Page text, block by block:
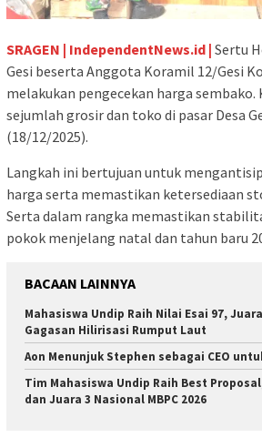
SRAGEN | IndependentNews.id | Sertu
Gesi beserta Anggota Koramil 12/Gesi
melakukan pengecekan harga
sejumlah grosir dan toko di pasar Desa
(18/12/2025).
Langkah ini bertujuan untuk
harga serta memastikan ketersediaan
Serta dalam rangka memastikan
pokok menjelang natal dan tahun baru
BACAAN LAINNYA
Mahasiswa Undip Raih Nilai Esai 97,
Gagasan Hilirisasi Rumput Laut
Aon Menunjuk Stephen sebagai CEO
Tim Mahasiswa Undip Raih Best
dan Juara 3 Nasional MBPC 2026